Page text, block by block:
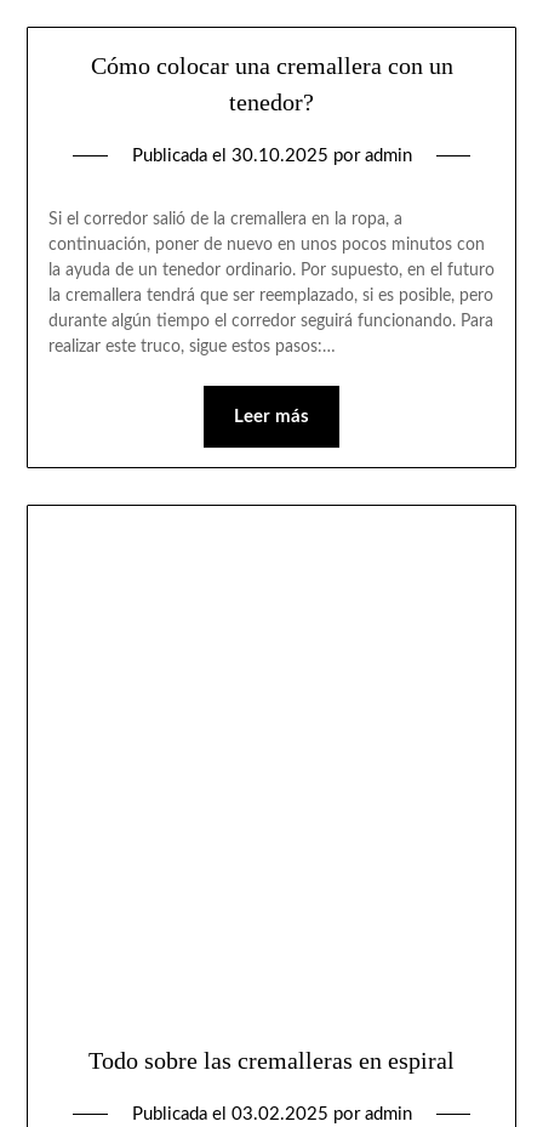
Cómo colocar una cremallera con un
tenedor?
Publicada el 30.10.2025 por admin
Si el corredor salió de la cremallera en la ropa, a
continuación, poner de nuevo en unos pocos minutos con
la ayuda de un tenedor ordinario. Por supuesto, en el futuro
la cremallera tendrá que ser reemplazado, si es posible, pero
durante algún tiempo el corredor seguirá funcionando. Para
realizar este truco, sigue estos pasos:…
Leer más
Todo sobre las cremalleras en espiral
Publicada el 03.02.2025 por admin